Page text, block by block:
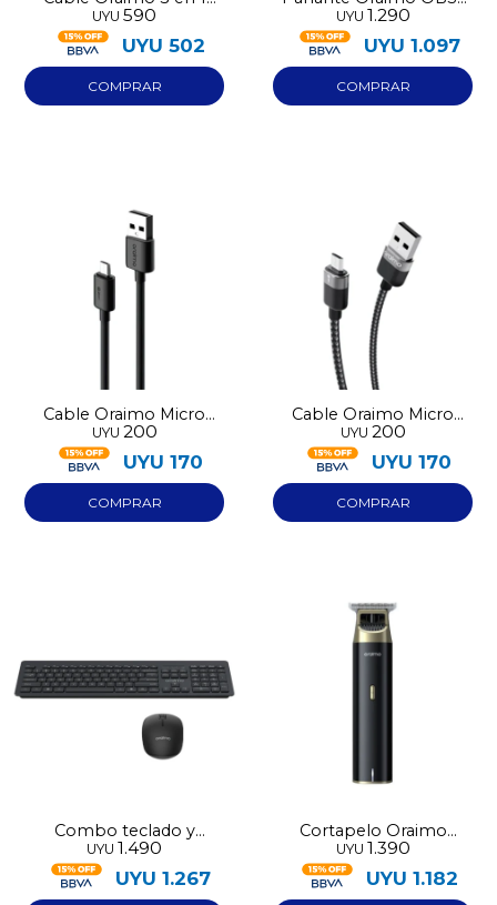
OCD-X93
UYU 590
UYU 502
53D
UYU 1.290
UYU 1.097
Cable Oraimo Micro
USB OCD-M12
UYU 200
UYU 170
Cable Oraimo Micro
USB
UYU 200
UYU 170
Combo teclado y
mouse Oraimo KK30
UYU 1.490
UYU 1.267
Cortapelo Oraimo
multifunción OPC-TR12
UYU 1.390
UYU 1.182